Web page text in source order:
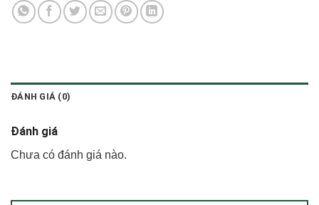
ĐÁNH GIÁ (0)
Đánh giá
Chưa có đánh giá nào.